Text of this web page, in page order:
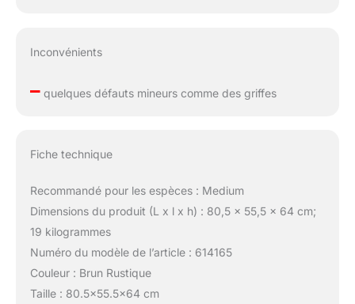
Inconvénients
–quelques défauts mineurs comme des griffes
Fiche technique
Recommandé pour les espèces : Medium
Dimensions du produit (L x l x h) : 80,5 x 55,5 x 64 cm;
19 kilogrammes
Numéro du modèle de l’article : 614165
Couleur : Brun Rustique
Taille : 80.5×55.5×64 cm